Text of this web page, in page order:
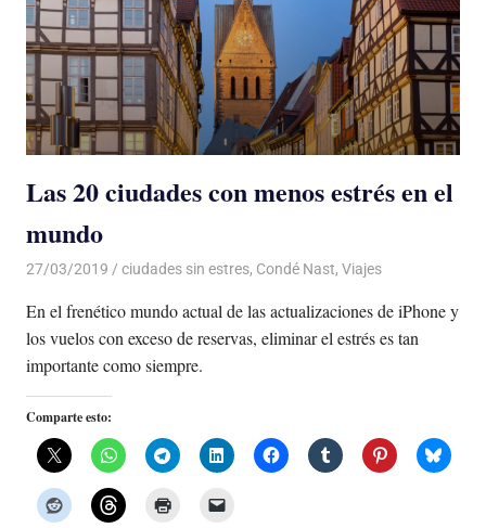
Las 20 ciudades con menos estrés en el
mundo
27/03/2019 De todo un Poco
ciudades sin estres, Condé Nast, Viajes
En el frenético mundo actual de las actualizaciones de iPhone y
los vuelos con exceso de reservas, eliminar el estrés es tan
importante como siempre.
Comparte esto: